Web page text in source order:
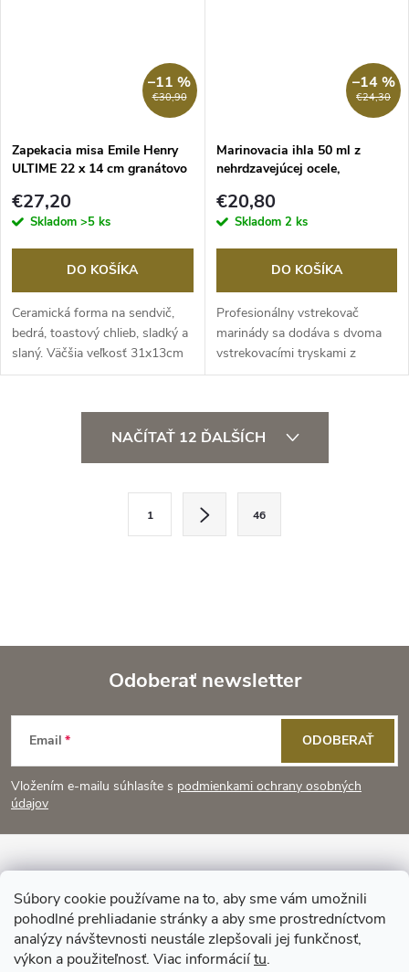
Súbory cookie používame na to, aby sme vám umožnili
pohodlné prehliadanie stránky a aby sme prostredníctvom
analýzy návštevnosti neustále zlepšovali jej funkčnosť,
výkon a použiteľnosť. Viac informáciítu.
€30,90
–11 %
Zapekacia misa Emile Henry
ULTIME 22 x 14 cm granátovo
€27,20
Skladom >5 ks
DO KOŠÍKA
Ceramická forma na sendvič,
bedrá, toastový chlieb, sladký a
slaný. Väčšia veľkosť 31x13cm
v...
€24,30
–14 %
Marinovacia ihla 50 ml z
nehrdzavejúcej ocele,
€20,80
Skladom 2 ks
DO KOŠÍKA
Profesionálny vstrekovač
marinády sa dodáva s dvoma
vstrekovacími tryskami z
nehrdzavejúcej...
c
e
p
r
v
k
y
v
NAČÍTAŤ 12 ĎALŠÍCH
a
i
e
1 46
Z
á
p
ä
Odoberať newsletter
Email
Vložením e-mailu súhlasíte s podmienkami ochrany osobných
údajov
ODOBERAŤ
Informácie pre vás
Prijímame online platby